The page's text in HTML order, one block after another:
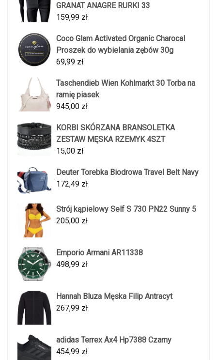
GRANAT ANAGRE RURKI 33
159,99 zł
Coco Glam Activated Organic Charocal
Proszek do wybielania zębów 30g
69,99 zł
Taschendieb Wien Kohlmarkt 30 Torba na
ramię piasek
945,00 zł
KORBI SKÓRZANA BRANSOLETKA
ZESTAW MĘSKA RZEMYK 4SZT
15,00 zł
Deuter Torebka Biodrowa Travel Belt Navy
172,49 zł
Strój kąpielowy Self S 730 PN22 Sunny 5
205,00 zł
Emporio Armani AR11338
498,99 zł
Hannah Bluza Męska Filip Antracyt
267,99 zł
adidas Terrex Ax4 Hp7388 Czarny
454,99 zł